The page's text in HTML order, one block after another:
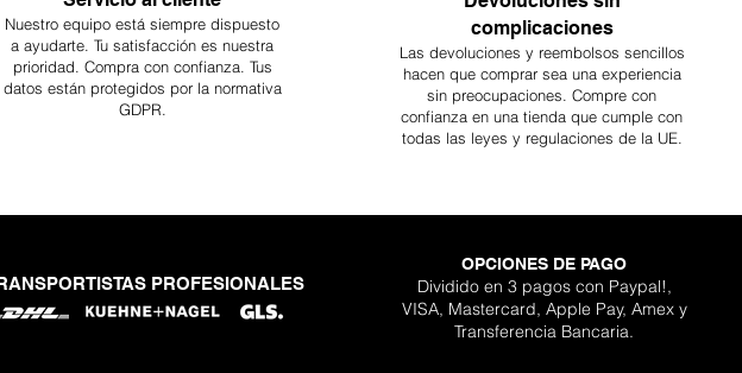
One Side Aquavista
Shallow Pro Aquavista
Mist Boulder Stone
Hulk Dragon Nano Stone
Aquavista clásico Pro
Adhesivo para kit Scapeglue
Ryuoh Boulder Nano Stone
Agotado
Nuestro equipo está siempre dispuesto
a ayudarte. Tu satisfacción es nuestra
prioridad. Compra con confianza. Tus
datos están protegidos por la normativa
GDPR.
complicaciones
Las devoluciones y reembolsos sencillos
hacen que comprar sea una experiencia
sin preocupaciones. Compre con
confianza en una tienda que cumple con
todas las leyes y regulaciones de la UE.
PROFESIONALES
OPCIONES DE PAGO
Dividido en 3 pagos con Paypal!,
VISA, Mastercard, Apple Pay, Amex y
Transferencia Bancaria.